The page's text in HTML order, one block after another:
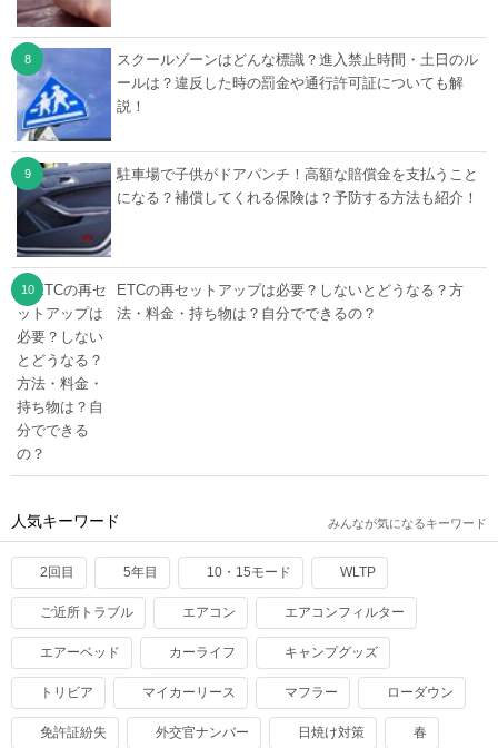
スクールゾーンはどんな標識？進入禁止時間・土日のル
ールは？違反した時の罰金や通行許可証についても解
説！
駐車場で子供がドアパンチ！高額な賠償金を支払うこと
になる？補償してくれる保険は？予防する方法も紹介！
ETCの再セットアップは必要？しないとどうなる？方
法・料金・持ち物は？自分でできるの？
人気キーワード みんなが気になるキーワード
2回目 5年目 10・15モード WLTP
ご近所トラブル エアコン エアコンフィルター
エアーベッド カーライフ キャンプグッズ
トリビア マイカーリース マフラー ローダウン
免許証紛失 外交官ナンバー 日焼け対策 春